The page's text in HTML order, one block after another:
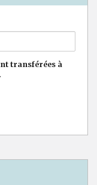
transférées à